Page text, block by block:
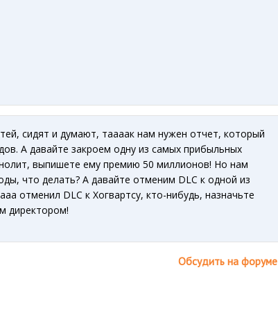
сидят и думают, таааак нам нужен отчет, который
А давайте закроем одну из самых прибыльных
выпишете ему премию 50 миллионов! Но нам
что делать? А давайте отменим DLC к одной из
отменил DLC к Хогвартсу, кто-нибудь, назначьте
директором!
Обсудить на